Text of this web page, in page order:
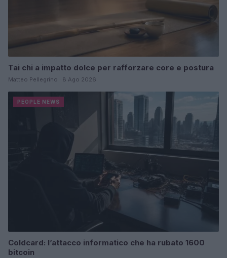
Tai chi a impatto dolce per rafforzare core e postura
Matteo Pellegrino · 8 Ago 2026
PEOPLE NEWS
Coldcard: l’attacco informatico che ha rubato 1600
bitcoin